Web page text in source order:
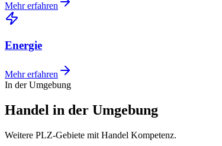
Mehr erfahren
Energie
Mehr erfahren
In der Umgebung
Handel in der Umgebung
Weitere PLZ-Gebiete mit Handel Kompetenz.